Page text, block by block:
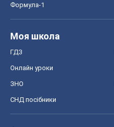
Формула-1
Моя школа
ГДЗ
Онлайн уроки
ЗНО
СНД посібники